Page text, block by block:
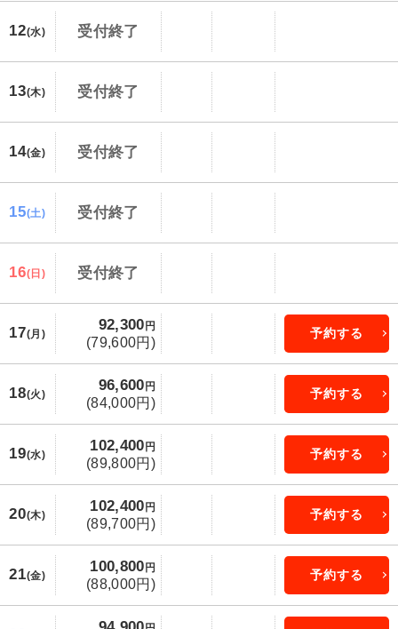
12(水) 受付終了
13(木) 受付終了
14(金) 受付終了
15(土) 受付終了
16(日) 受付終了
17(月)
92,300 円
(79,600円)
予約する
18(火)
96,600 円
(84,000円)
予約する
19(水)
102,400 円
(89,800円)
予約する
20(木)
102,400 円
(89,700円)
予約する
21(金)
100,800 円
(88,000円)
予約する